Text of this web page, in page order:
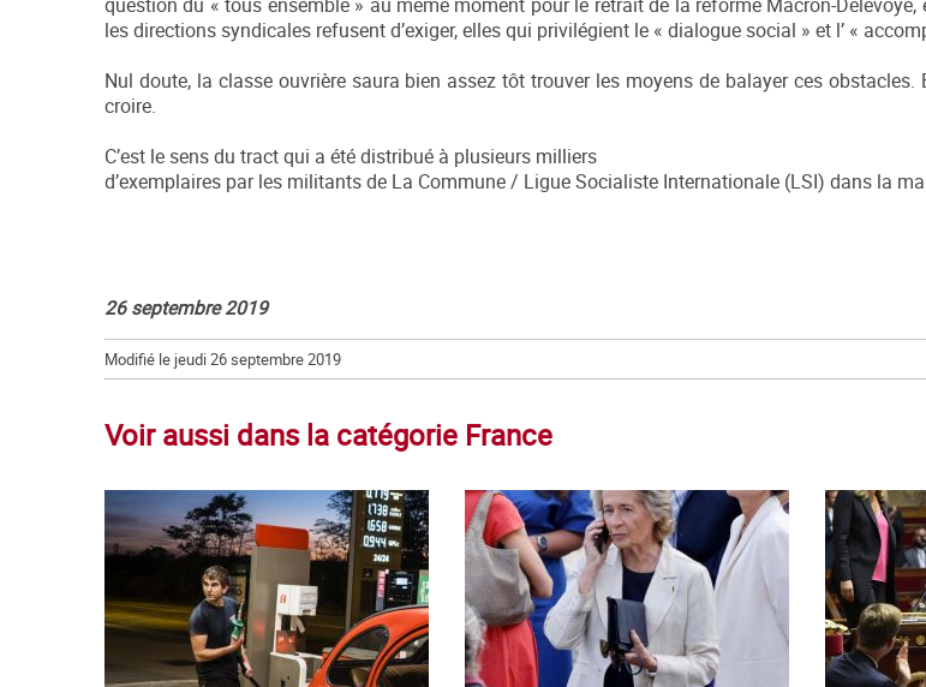
question du « tous ensemble » au même moment pour le retrait de la réforme Macron-Delevoye,
les directions syndicales refusent d’exiger, elles qui privilégient le « dialogue social » et l’ «
Nul doute, la classe ouvrière saura bien assez tôt trouver les moyens de balayer ces obstacles.
croire.
C’est le sens du tract qui a été distribué à plusieurs milliers
d’exemplaires par les militants de La Commune / Ligue Socialiste Internationale (LSI) dans la
26 septembre 2019
Modifié le jeudi 26 septembre 2019
Voir aussi dans la catégorie France